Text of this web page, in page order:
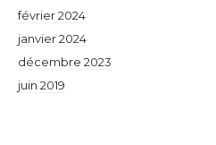
février 2024
janvier 2024
décembre 2023
juin 2019